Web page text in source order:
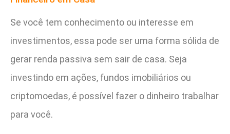
Se você tem conhecimento ou interesse em
investimentos, essa pode ser uma forma sólida de
gerar renda passiva sem sair de casa. Seja
investindo em ações, fundos imobiliários ou
criptomoedas, é possível fazer o dinheiro trabalhar
para você.